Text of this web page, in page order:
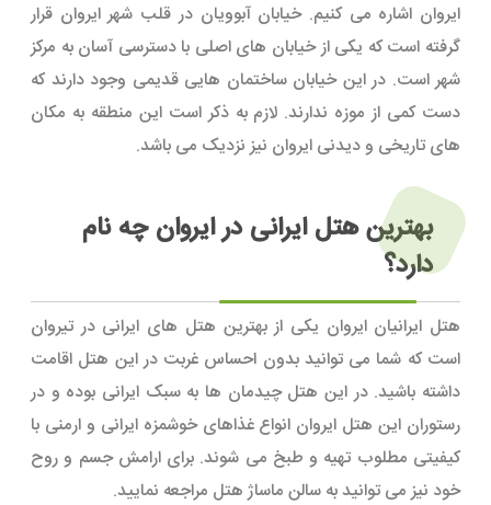
ایروان اشاره می کنیم. خیابان آبوویان در قلب شهر ایروان قرار
گرفته است که یکی از خیابان های اصلی با دسترسی آسان به مرکز
شهر است. در این خیابان ساختمان هایی قدیمی وجود دارند که
دست کمی از موزه ندارند. لازم به ذکر است این منطقه به مکان
های تاریخی و دیدنی ایروان نیز نزدیک می باشد.
بهترین هتل ایرانی در ایروان چه نام
دارد؟
هتل ایرانیان ایروان یکی از بهترین هتل های ایرانی در تیروان
است که شما می توانید بدون احساس غربت در این هتل اقامت
داشته باشید. در این هتل چیدمان ها به سبک ایرانی بوده و در
رستوران این هتل ایروان انواع غذاهای خوشمزه ایرانی و ارمنی با
کیفیتی مطلوب تهیه و طبخ می شوند. برای ارامش جسم و روح
خود نیز می توانید به سالن ماساژ هتل مراجعه نمایید.